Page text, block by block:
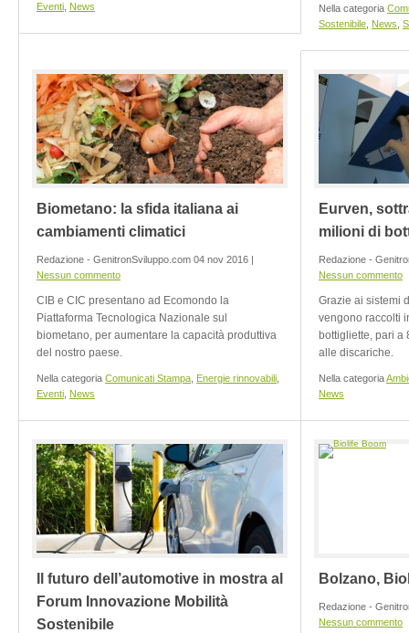
Eventi News Nella categoria
Sostenibile News
Biometano: la sfida italiana ai
cambiamenti climatici
Redazione - GenitronSviluppo.com 04 nov 2016 |
Nessun commento
CIB e CIC presentano ad Ecomondo la
Piattaforma Tecnologica Nazionale sul
biometano, per aumentare la capacità produttiva
del nostro paese.
Nella categoria Comunicati Stampa Energie rinnovabili
Eventi News
Eurven,
milioni di
Redazione -
Nessun commento
Grazie ai sistemi
vengono raccolti
bottigliette, pari a
alle discariche.
Nella categoria
News
Il futuro dell’automotive in mostra al
Forum Innovazione Mobilità
Sostenibile
Bolzano,
Redazione -
Nessun commento